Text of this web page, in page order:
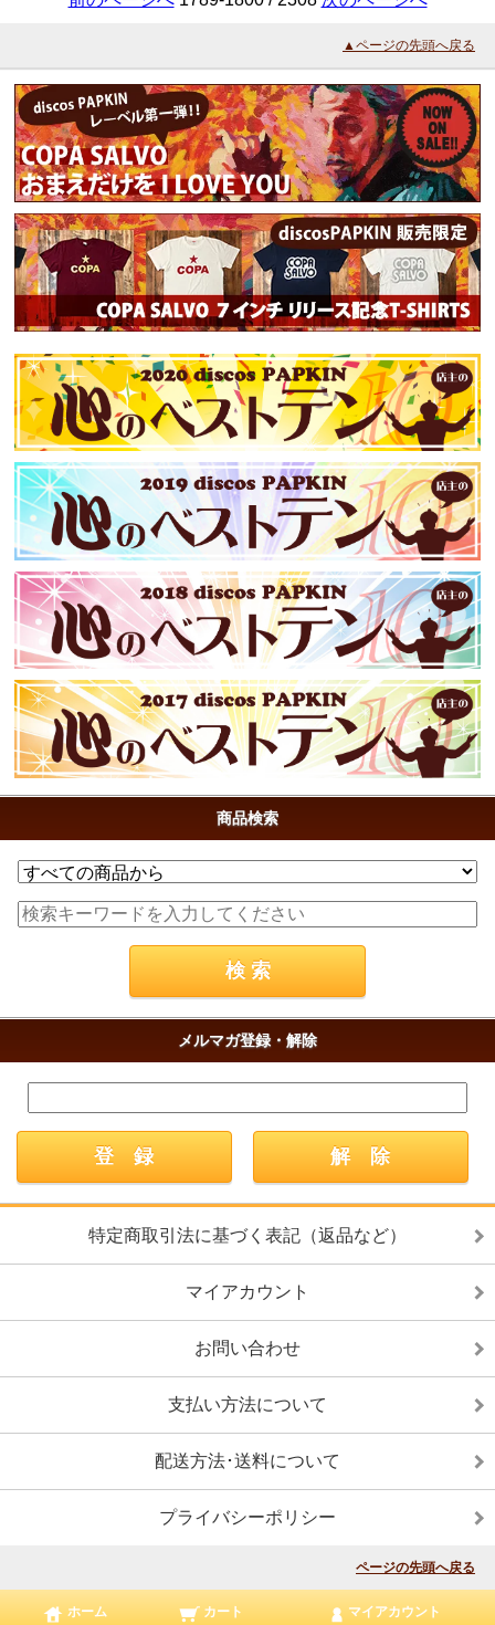
▲ページの先頭へ戻る
商品検索
メルマガ登録・解除
特定商取引法に基づく表記（返品など）
マイアカウント
お問い合わせ
支払い方法について
配送方法･送料について
プライバシーポリシー
ページの先頭へ戻る
ホーム カート マイアカウント